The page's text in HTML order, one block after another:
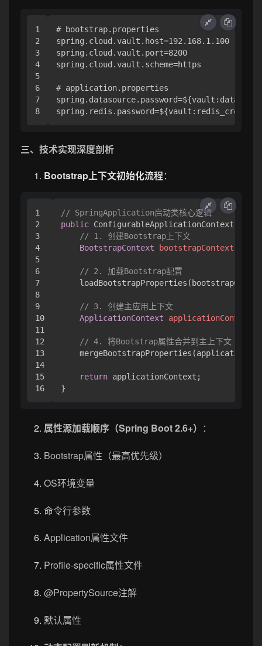
1
2
3
4
5
6
7
# bootstrap.properties
spring.cloud.vault.host=192.168.1.100
spring.cloud.vault.port=8200
spring.cloud.vault.scheme=https
# application.properties
三、技术实现深度剖析
Bootstrap上下文初始化流程：
1
2
3
4
5
6
7
8
9
10
11
12
13
14
15
// SpringApplication启动类核心逻辑
public ConfigurableApplicationContext
// 1. 创建Bootstrap上下文
BootstrapContext
bootstrapContext
// 2. 加载Bootstrap配置
// 3. 创建主应用上下文
ApplicationContext
applicationContext
// 4. 将Bootstrap属性合并到主上下文
return applicationContext;
属性源加载顺序（Spring Boot 2.6+） ：
Bootstrap属性（最高优先级）
OS环境变量
命令行参数
Application属性文件
Profile-specific属性文件
@PropertySource注解
默认属性